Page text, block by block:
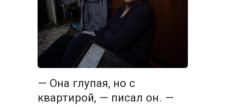
— Она глупая, но с
квартирой, — писал он. —